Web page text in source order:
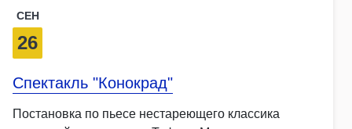
СЕН
26
Спектакль "Конокрад"
Постановка по пьесе нестареющего классика